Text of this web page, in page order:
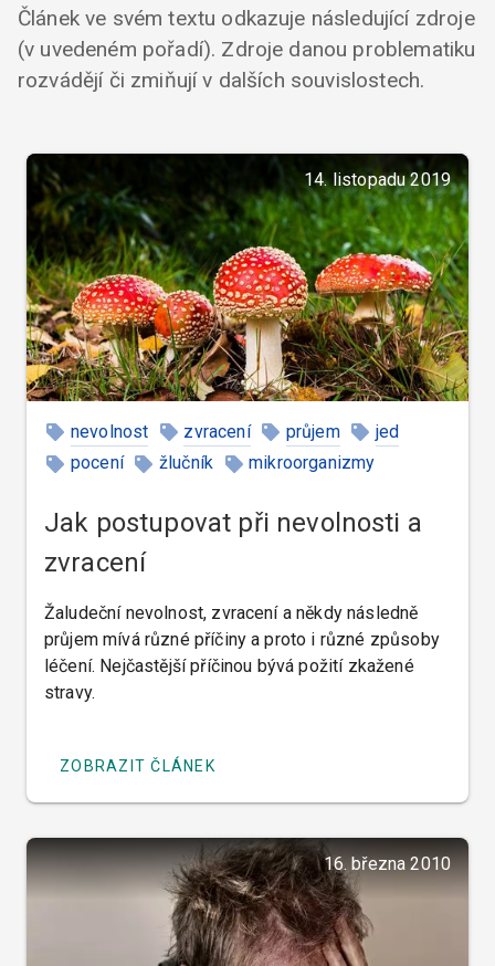
Článek ve svém textu odkazuje následující zdroje
(v uvedeném pořadí). Zdroje danou problematiku
rozvádějí či zmiňují v dalších souvislostech.
14. listopadu 2019
nevolnost zvracení průjem
jed
pocení
žlučník
mikroorganizmy
Jak postupovat při nevolnosti a
zvracení
Žaludeční nevolnost, zvracení a někdy následně
průjem mívá různé příčiny a proto i různé způsoby
léčení. Nejčastější příčinou bývá požití zkažené
stravy.
ZOBRAZIT ČLÁNEK
16. března 2010